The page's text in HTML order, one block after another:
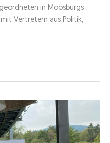
in Moosburgs
Vertretern aus Politik,